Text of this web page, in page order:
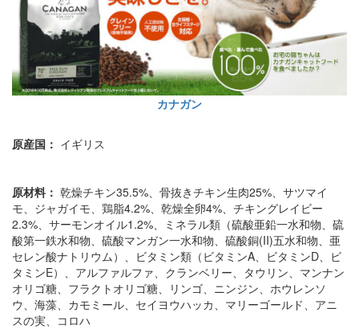
カナガン
原産国： イギリス
原材料： 乾燥チキン35.5%、骨抜きチキン生肉25%、サツマイ
モ、ジャガイモ、鶏脂4.2%、乾燥全卵4%、チキングレイビー
2.3%、サーモンオイル1.2%、ミネラル類（硫酸亜鉛一水和物、硫
酸第一鉄水和物、硫酸マンガン一水和物、硫酸銅(II)五水和物、亜
セレン酸ナトリウム）、ビタミン類（ビタミンA、ビタミンD、ビ
タミンE）、アルファルファ、クランベリー、タウリン、マンナン
オリゴ糖、フラクトオリゴ糖、リンゴ、ニンジン、ホウレンソ
ウ、海藻、カモミール、セイヨウハッカ、マリーゴールド、アニ
スの実、コロハ